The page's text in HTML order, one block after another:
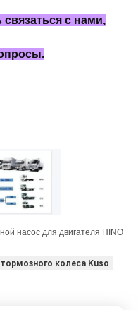
связаться с нами,
насос для двигателя HINO
колеса Kuso